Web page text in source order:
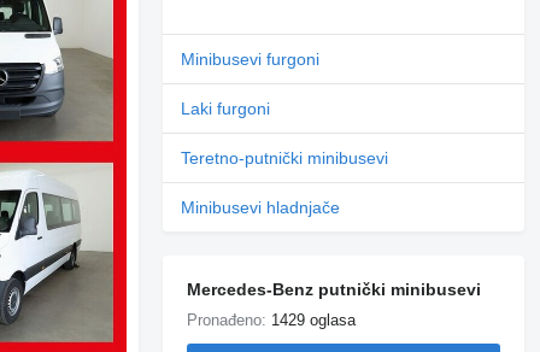
Minibusevi furgoni
Laki furgoni
Teretno-putnički minibusevi
Minibusevi hladnjače
Mercedes-Benz putnički minibusevi
Pronađeno: 1429 oglasa